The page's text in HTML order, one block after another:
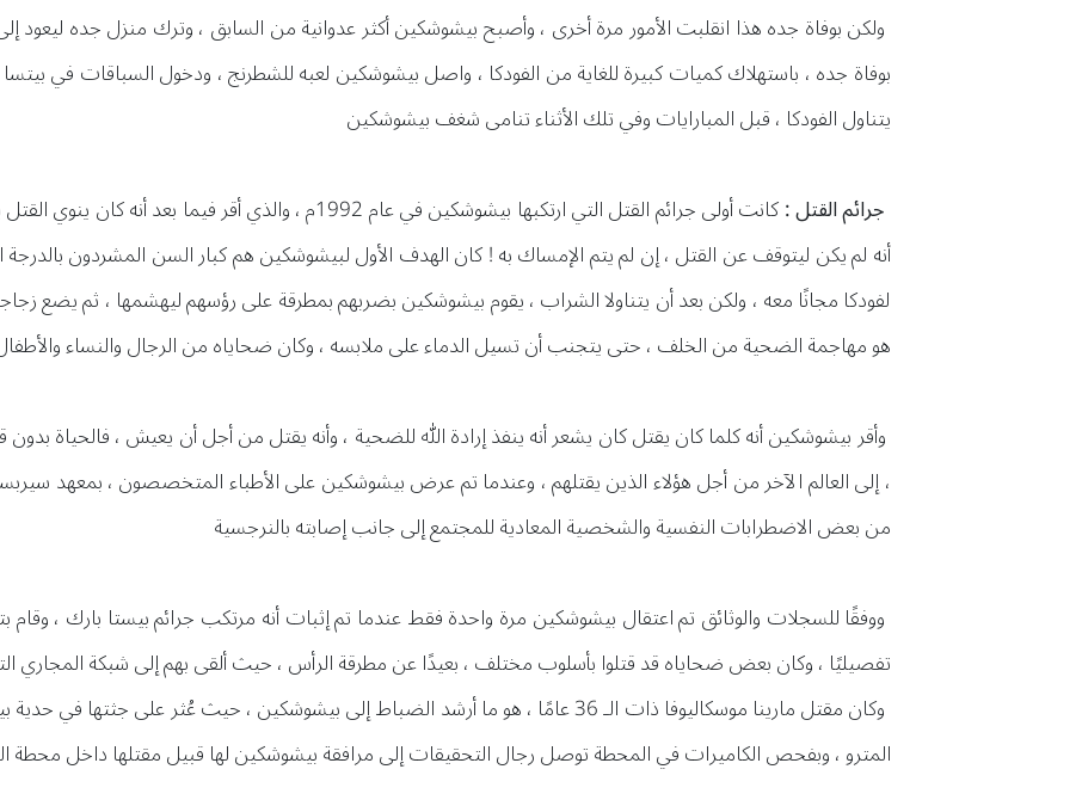
ولكن بوفاة جده هذا انقلبت الأمور مرة أخرى ، وأصبح بيشوشكين أكثر عدوانية من السابق ، وترك منزل جده ليعود
بوفاة جده ، باستهلاك كميات كبيرة للغاية من الفودكا ، واصل بيشوشكين لعبه للشطرنج ، ودخول السباقات في بيتسا
يتناول الفودكا ، قبل المبارايات وفي تلك الأثناء تنامى شغف بيشوشكين
جرائم القتل :
كانت أولى جرائم القتل التي ارتكبها بيشوشكين في عام 1992م ،
أنه لم يكن ليتوقف عن القتل ، إن لم يتم الإمساك به ! كان الهدف الأول لبيشوشكين هم كبار السن المشردون بالدرجة
لفودكا مجانًا معه ، ولكن بعد أن يتناولا الشراب ، يقوم بيشوشكين بضربهم بمطرقة على رؤسهم ليهشمها ، ثم يضع
هو مهاجمة الضحية من الخلف ، حتى يتجنب أن تسيل الدماء على ملابسه ، وكان ضحاياه من الرجال والنساء
وأقر بيشوشكين أنه كلما كان يقتل كان يشعر أنه ينفذ إرادة الله للضحية ، وأنه يقتل من أجل أن يعيش ، فالحياة
، إلى العالم الآخر من أجل هؤلاء الذين يقتلهم ، وعندما تم عرض بيشوشكين على الأطباء المتخصصون ، بمعهد سيربسكي
من بعض الاضطرابات النفسية والشخصية المعادية للمجتمع إلى جانب إصابته بالنرجسية
ووفقًا للسجلات والوثائق تم اعتقال بيشوشكين مرة واحدة فقط عندما تم إثبات أنه مرتكب جرائم بيستا بارك ، وقام
تفصيليًا ، وكان بعض ضحاياه قد قتلوا بأسلوب مختلف ، بعيدًا عن مطرقة الرأس ، حيث ألقى بهم إلى شبكة المجاري
وكان مقتل مارينا موسكاليوفا ذات الـ 36 عامًا ، هو ما أرشد الضباط إلى بيشوشكين ، حيث عُثر على
المترو ، وبفحص الكاميرات في المحطة توصل رجال التحقيقات إلى مرافقة بيشوشكين لها قبيل مقتلها داخل محطة